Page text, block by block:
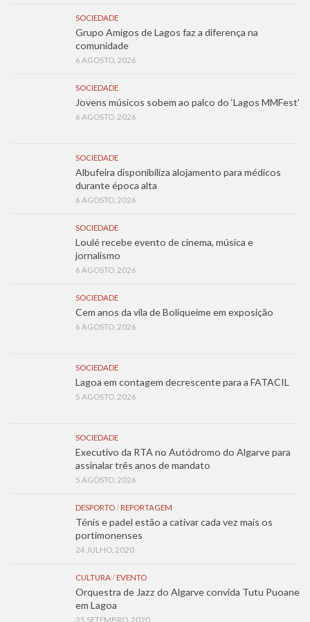
SOCIEDADE
Grupo Amigos de Lagos faz a diferença na
comunidade
6 AGOSTO, 2026
SOCIEDADE
Jovens músicos sobem ao palco do ‘Lagos MMFest’
6 AGOSTO, 2026
SOCIEDADE
Albufeira disponibiliza alojamento para médicos
durante época alta
6 AGOSTO, 2026
SOCIEDADE
Loulé recebe evento de cinema, música e
jornalismo
6 AGOSTO, 2026
SOCIEDADE
Cem anos da vila de Boliqueime em exposição
6 AGOSTO, 2026
SOCIEDADE
Lagoa em contagem decrescente para a FATACIL
5 AGOSTO, 2026
SOCIEDADE
Executivo da RTA no Autódromo do Algarve para
assinalar três anos de mandato
5 AGOSTO, 2026
DESPORTO / REPORTAGEM
Ténis e padel estão a cativar cada vez mais os
portimonenses
24 JULHO, 2020
CULTURA / EVENTO
Orquestra de Jazz do Algarve convida Tutu Puoane
em Lagoa
25 SETEMBRO, 2020